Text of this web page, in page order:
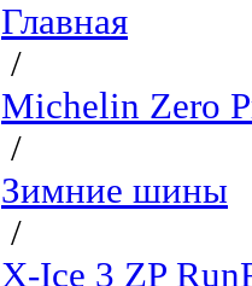
Главная
/
Michelin Zero
/
Зимние шины
/
X-Ice 3 ZP